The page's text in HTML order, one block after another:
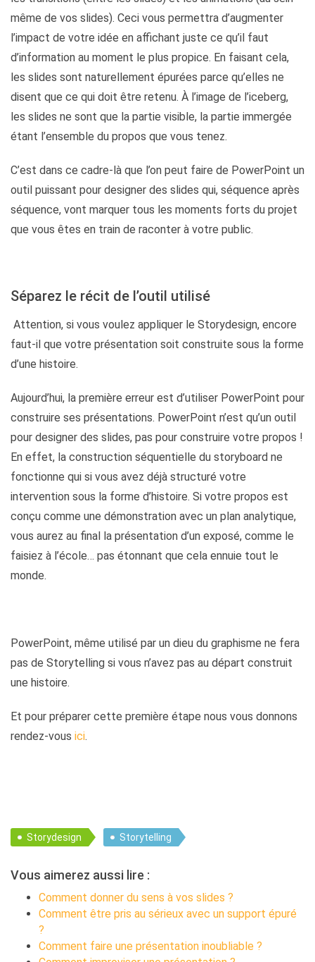
même de vos slides). Ceci vous permettra d’augmenter
l’impact de votre idée en affichant juste ce qu’il faut
d’information au moment le plus propice. En faisant cela,
les slides sont naturellement épurées parce qu’elles ne
disent que ce qui doit être retenu. À l’image de l’iceberg,
les slides ne sont que la partie visible, la partie immergée
étant l’ensemble du propos que vous tenez.
C’est dans ce cadre-là que l’on peut faire de PowerPoint un
outil puissant pour designer des slides qui, séquence après
séquence, vont marquer tous les moments forts du projet
que vous êtes en train de raconter à votre public.
Séparez le récit de l’outil utilisé
Attention, si vous voulez appliquer le Storydesign, encore
faut-il que votre présentation soit construite sous la forme
d’une histoire.
Aujourd’hui, la première erreur est d’utiliser PowerPoint pour
construire ses présentations. PowerPoint n’est qu’un outil
pour designer des slides, pas pour construire votre propos !
En effet, la construction séquentielle du storyboard ne
fonctionne qui si vous avez déjà structuré votre
intervention sous la forme d’histoire. Si votre propos est
conçu comme une démonstration avec un plan analytique,
vous aurez au final la présentation d’un exposé, comme le
faisiez à l’école… pas étonnant que cela ennuie tout le
monde.
PowerPoint, même utilisé par un dieu du graphisme ne fera
pas de Storytelling si vous n’avez pas au départ construit
une histoire.
Et pour préparer cette première étape nous vous donnons
rendez-vous ici.
Storydesign Storytelling
Vous aimerez aussi lire :
Comment donner du sens à vos slides ?
Comment être pris au sérieux avec un support épuré
?
Comment faire une présentation inoubliable ?